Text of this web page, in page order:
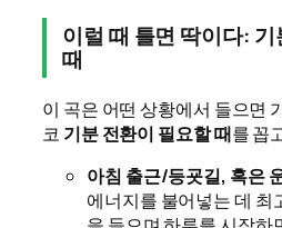
이럴 때 틀면 딱이다:
때
이 곡은 어떤 상황에서 들으면
코 기분 전환이 필요할 때를 꼽
아침 출근/등굣길, 혹은
에너지를 불어넣는 데 최